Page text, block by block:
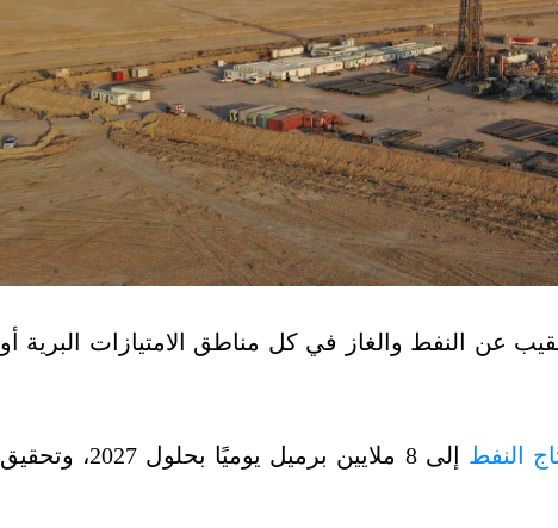
عن النفط والغاز في كل مناطق الامتيازات البرية أو
النفط
إلى 8 ملايين برميل يوميًا بحلول 2027، وتحقيق